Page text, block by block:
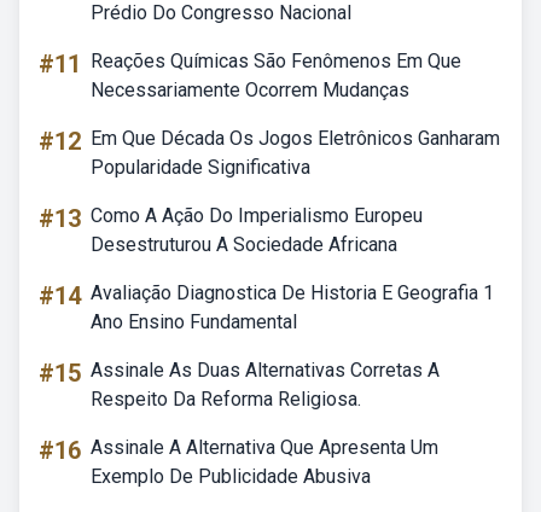
Prédio Do Congresso Nacional
#11
Reações Químicas São Fenômenos Em Que
Necessariamente Ocorrem Mudanças
#12 Em Que Década Os Jogos Eletrônicos Ganharam
Popularidade Significativa
#13 Como A Ação Do Imperialismo Europeu
Desestruturou A Sociedade Africana
#14 Avaliação Diagnostica De Historia E Geografia 1
Ano Ensino Fundamental
#15 Assinale As Duas Alternativas Corretas A
Respeito Da Reforma Religiosa.
#16 Assinale A Alternativa Que Apresenta Um
Exemplo De Publicidade Abusiva